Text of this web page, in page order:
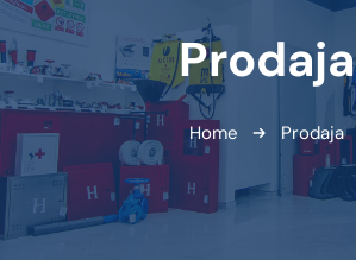
Prodaja
Home Prodaja